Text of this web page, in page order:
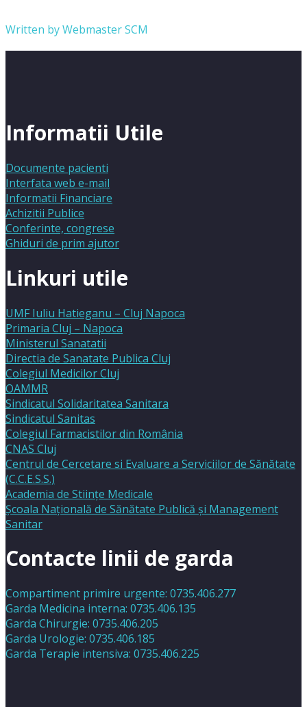
Written byWebmaster SCM
Informatii Utile
Documente pacienti
Interfata web e-mail
Informatii Financiare
Achizitii Publice
Conferinte, congrese
Ghiduri de prim ajutor
Linkuri utile
UMF Iuliu Hatieganu – Cluj Napoca
Primaria Cluj – Napoca
Ministerul Sanatatii
Directia de Sanatate Publica Cluj
Colegiul Medicilor Cluj
OAMMR
Sindicatul Solidaritatea Sanitara
Sindicatul Sanitas
Colegiul Farmacistilor din România
CNAS Cluj
Centrul de Cercetare si Evaluare a Serviciilor de Sănătate
(C.C.E.S.S.)
Academia de Stiinţe Medicale
Şcoala Naţională de Sănătate Publică şi Management
Sanitar
Contacte linii de garda
Compartiment primire urgente: 0735.406.277
Garda Medicina interna: 0735.406.135
Garda Chirurgie: 0735.406.205
Garda Urologie: 0735.406.185
Garda Terapie intensiva: 0735.406.225